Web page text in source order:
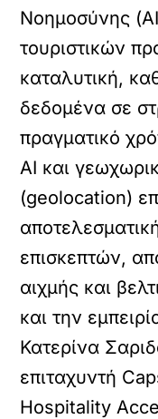
Νοημοσύνης
τουριστικών
καταλυτική,
δεδομένα σε
πραγματικό
AI και
(geolocation)
επισκεπτών,
αιχμής και
και την
Κατερίνα
επιταχυντή
Hospitality